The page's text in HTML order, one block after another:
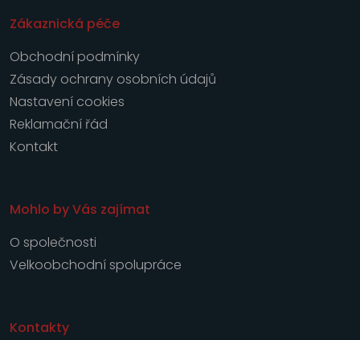
Zákaznická péče
Obchodní podmínky
Zásady ochrany osobních údajů
Nastavení cookies
Reklamační řád
Kontakt
Mohlo by Vás zajímat
O společnosti
Velkoobchodní spolupráce
Kontakty